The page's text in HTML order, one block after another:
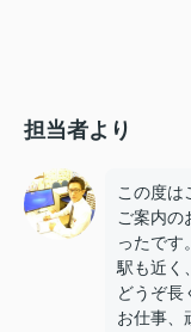
担当者より
この度は
ご案内の
ったです。
駅も近く
どうぞ長
お仕事、